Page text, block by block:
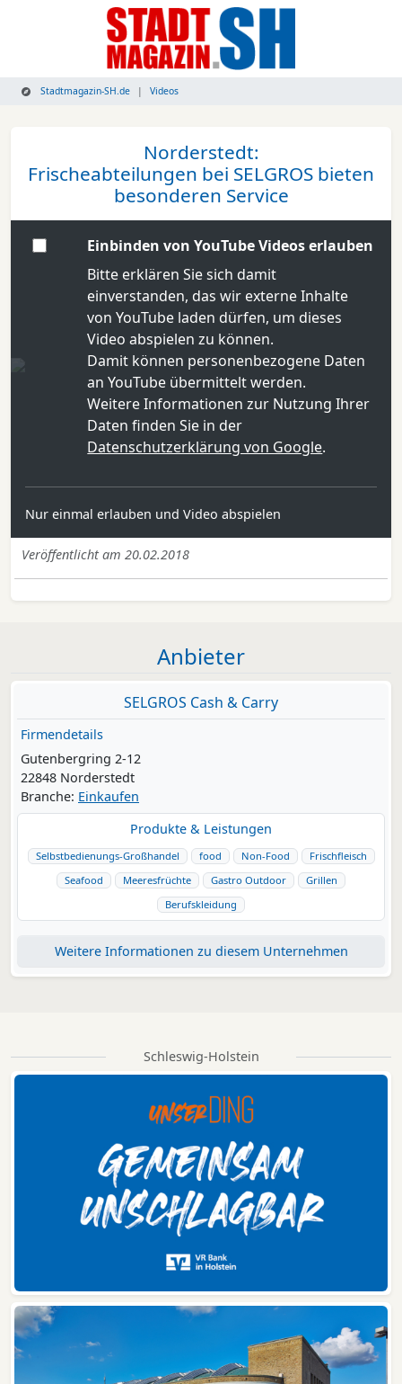
Stadtmagazin-SH.de Videos
Norderstedt:
Frischeabteilungen bei SELGROS bieten
besonderen Service
Einbinden von YouTube Videos erlauben
Bitte erklären Sie sich damit
einverstanden, das wir externe Inhalte
von YouTube laden dürfen, um dieses
Video abspielen zu können.
Damit können personenbezogene Daten
an YouTube übermittelt werden.
Weitere Informationen zur Nutzung Ihrer
Daten finden Sie in der
Datenschutzerklärung von Google.
Nur einmal erlauben und Video abspielen
Veröffentlicht am 20.02.2018
Anbieter
SELGROS Cash & Carry
Firmendetails
Gutenbergring 2-12
22848 Norderstedt
Branche: Einkaufen
Produkte & Leistungen
Selbstbedienungs-Großhandel food Non-Food
Frischfleisch
Seafood
Meeresfrüchte Gastro Outdoor
Grillen
Berufskleidung
Weitere Informationen zu diesem Unternehmen
Schleswig-Holstein